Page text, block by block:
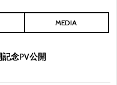
MEDIA
記念PV公開